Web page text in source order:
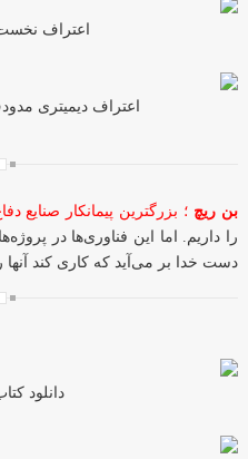
اعتراف نخست
اعتراف دیمیتری
بن ریچ ؛ بزرگترین پیمانکار صنایع
را داریم. اما این فناوری‌ها در
دست خدا بر می‌آید که کاری کند آنها
دانلود